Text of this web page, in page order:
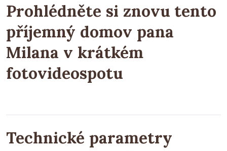
Prohlédněte si znovu tento
příjemný domov pana
Milana v krátkém
fotovideospotu
Technické parametry